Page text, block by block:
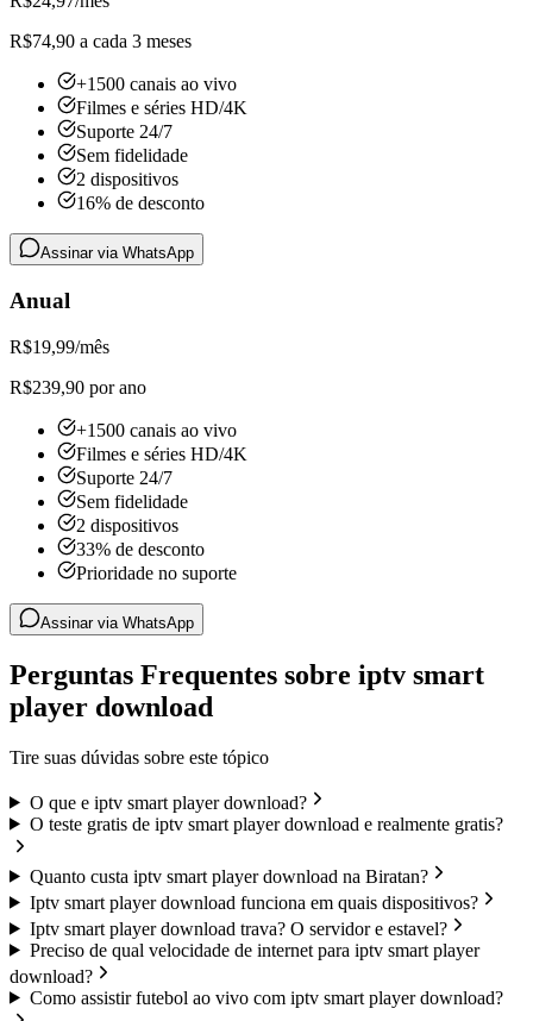
R$74,90 a cada 3 meses
+1500 canais ao vivo
Filmes e séries HD/4K
Suporte 24/7
Sem fidelidade
2 dispositivos
16% de desconto
Assinar via WhatsApp
Anual
R$19,99/mês
R$239,90 por ano
+1500 canais ao vivo
Filmes e séries HD/4K
Suporte 24/7
Sem fidelidade
2 dispositivos
33% de desconto
Prioridade no suporte
Assinar via WhatsApp
Perguntas Frequentes sobre iptv smart
player download
Tire suas dúvidas sobre este tópico
O que e iptv smart player download?
O teste gratis de iptv smart player download e realmente gratis?
Quanto custa iptv smart player download na Biratan?
Iptv smart player download funciona em quais dispositivos?
Iptv smart player download trava? O servidor e estavel?
Preciso de qual velocidade de internet para iptv smart player
download?
Como assistir futebol ao vivo com iptv smart player download?